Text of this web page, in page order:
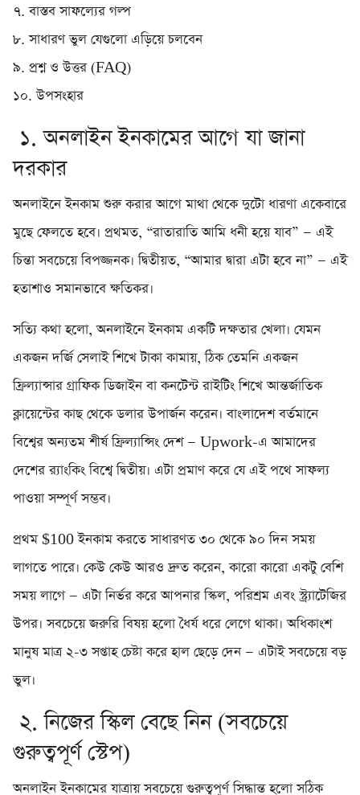
৭. বাস্তব সাফল্যের গল্প
৮. সাধারণ ভুল যেগুলো এড়িয়ে চলবেন
৯. প্রশ্ন ও উত্তর (FAQ)
১০. উপসংহার
১. অনলাইন ইনকামের আগে যা জানা
দরকার
অনলাইনে ইনকাম শুরু করার আগে মাথা থেকে দুটো ধারণা একেবারে
মুছে ফেলতে হবে। প্রথমত, “রাতারাতি আমি ধনী হয়ে যাব” — এই
চিন্তা সবচেয়ে বিপজ্জনক। দ্বিতীয়ত, “আমার দ্বারা এটা হবে না” — এই
হতাশাও সমানভাবে ক্ষতিকর।
সত্যি কথা হলো, অনলাইনে ইনকাম একটি দক্ষতার খেলা। যেমন
একজন দর্জি সেলাই শিখে টাকা কামায়, ঠিক তেমনি একজন
ফ্রিল্যান্সার গ্রাফিক ডিজাইন বা কনটেন্ট রাইটিং শিখে আন্তর্জাতিক
ক্লায়েন্টের কাছ থেকে ডলার উপার্জন করেন। বাংলাদেশ বর্তমানে
বিশ্বের অন্যতম শীর্ষ ফ্রিল্যান্সিং দেশ — Upwork-এ আমাদের
দেশের র‍্যাংকিং বিশ্বে দ্বিতীয়। এটা প্রমাণ করে যে এই পথে সাফল্য
পাওয়া সম্পূর্ণ সম্ভব।
প্রথম $100 ইনকাম করতে সাধারণত ৩০ থেকে ৯০ দিন সময়
লাগতে পারে। কেউ কেউ আরও দ্রুত করেন, কারো কারো একটু বেশি
সময় লাগে — এটা নির্ভর করে আপনার স্কিল, পরিশ্রম এবং স্ট্র্যাটেজির
উপর। সবচেয়ে জরুরি বিষয় হলো ধৈর্য ধরে লেগে থাকা। অধিকাংশ
মানুষ মাত্র ২-৩ সপ্তাহ চেষ্টা করে হাল ছেড়ে দেন — এটাই সবচেয়ে বড়
ভুল।
২. নিজের স্কিল বেছে নিন (সবচেয়ে
গুরুত্বপূর্ণ স্টেপ)
অনলাইন ইনকামের যাত্রায় সবচেয়ে গুরুত্বপূর্ণ সিদ্ধান্ত হলো সঠিক